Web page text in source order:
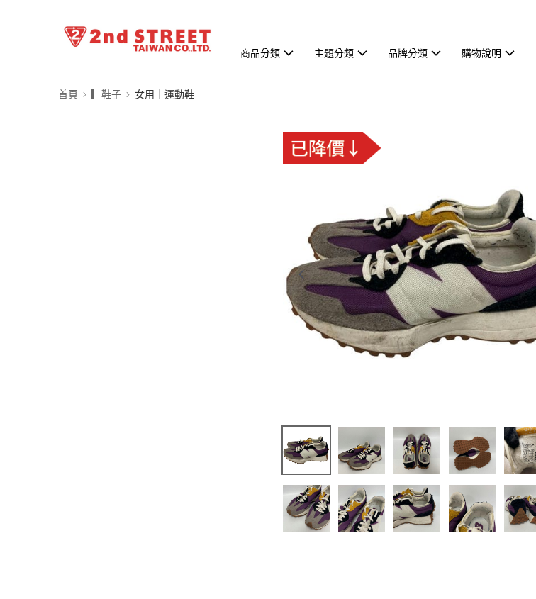
商品分類 主題分類 品牌分類 購物說明
首頁 ▎鞋子 女用｜運動鞋